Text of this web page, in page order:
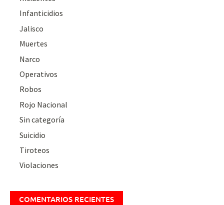
Infanticidios
Jalisco
Muertes
Narco
Operativos
Robos
Rojo Nacional
Sin categoría
Suicidio
Tiroteos
Violaciones
COMENTARIOS RECIENTES